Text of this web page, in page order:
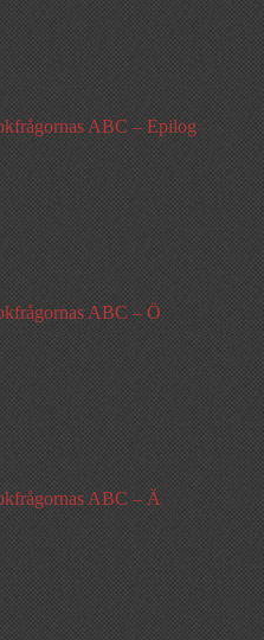
ABC – Epilog
ABC – Ö
ABC – Ä